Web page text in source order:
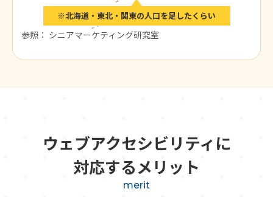
※北海道・東北・関東の人口を足したくらい
参照： シニアマーケティング研究室
ウェブアクセシビリティに
対応するメリット
merit